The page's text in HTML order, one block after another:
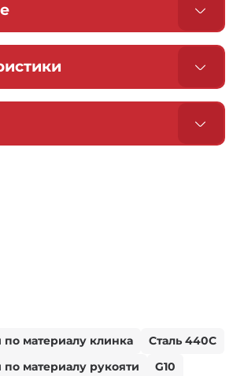
материалу клинка
Сталь 440С
материалу рукояти
G10